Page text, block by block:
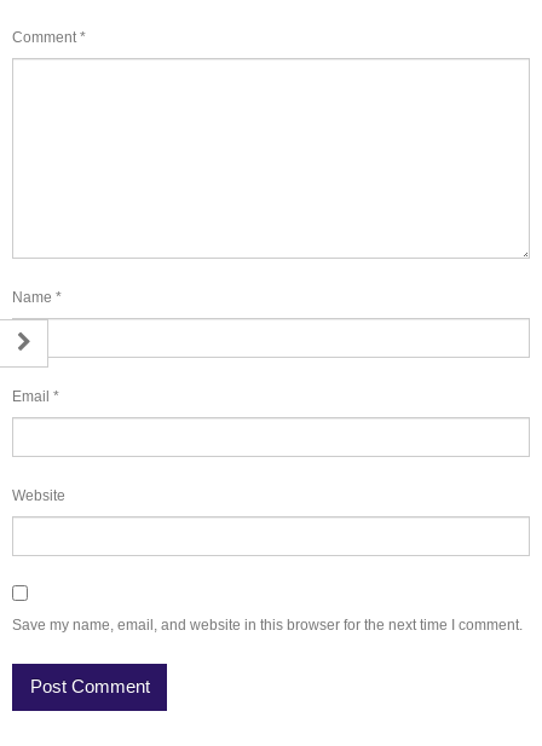
Comment *
Name *
Email *
Website
Save my name, email, and website in this browser for the next time I comment.